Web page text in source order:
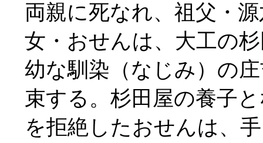
両親に死なれ、祖父・
女・おせんは、大工の
幼な馴染（なじみ）の
束する。杉田屋の養子
を拒絶したおせんは、